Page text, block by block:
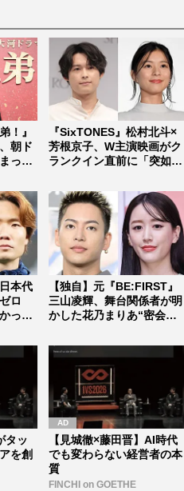
！』
朝ド
った
『SixTONES』松村北斗×
芳根京子、W主演映画がク
ランクイン直前に「突如中
本代
ロ
った
【独自】元『BE:FIRST』
三山凌輝、舞台関係者が明
かした花乃まりあ“密会報
タッ
を創
【見城徹×藤田晋】AI時代
でも変わらない経営者の本
質
FINCHI on GOETHE